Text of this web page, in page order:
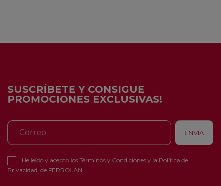
SUSCRÍBETE Y CONSIGUE
PROMOCIONES EXCLUSIVAS!
He leído y acepto los Términos y Condiciones y la Política de
Privacidad de FERROLAN